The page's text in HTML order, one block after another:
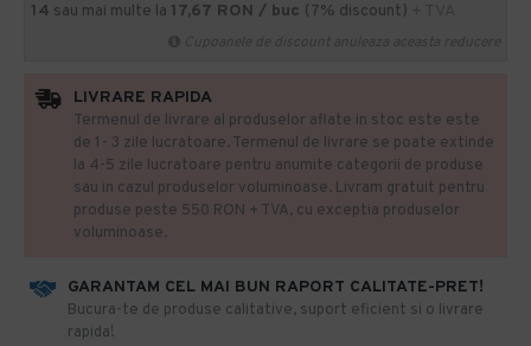
14 sau mai multe la 17,67 RON / buc (7% discount)
GARANTAM CEL MAI BUN RAPORT CALITATE-PRET!
​Bucura-te de produse calitative, suport eficient si o livrare
rapida!
LIVRARE RAPIDA
Termenul de livrare al produselor aflate in stoc este este
de 1- 3 zile lucratoare. Termenul de livrare se poate extinde
la 4-5 zile lucratoare pentru anumite categorii de produse
sau in cazul produselor voluminoase. Livram gratuit pentru
produse peste 550 RON + TVA, cu exceptia produselor
voluminoase.